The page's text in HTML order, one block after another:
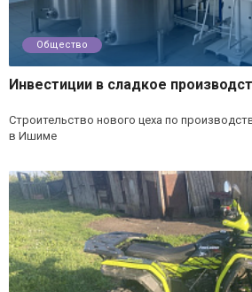
Общество
Инвестиции в сладкое
Строительство нового цеха по
в Ишиме